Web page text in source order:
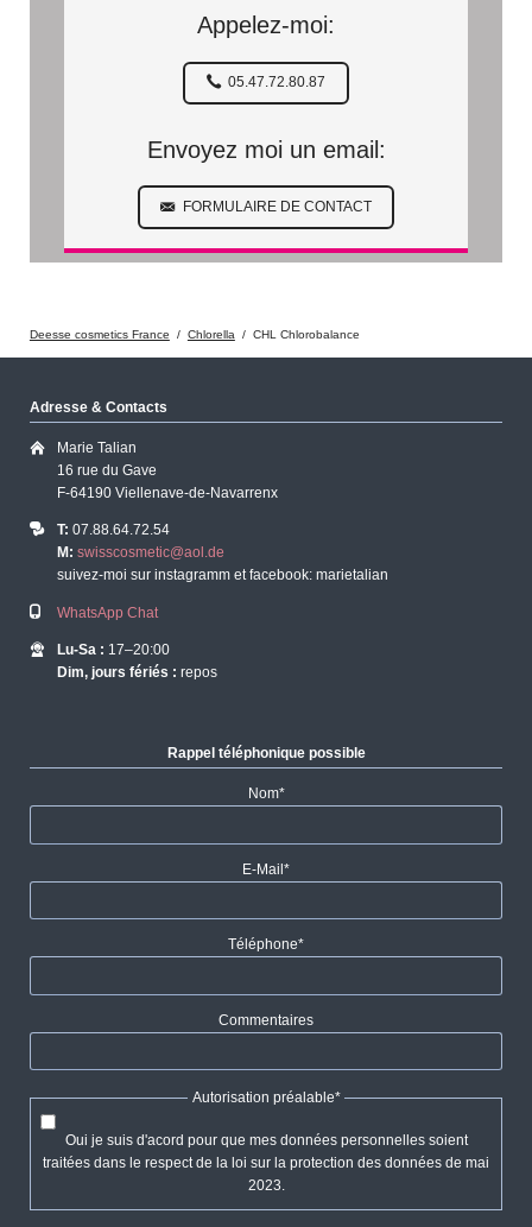
Appelez-moi:
05.47.72.80.87
Envoyez moi un email:
FORMULAIRE DE CONTACT
Deesse cosmetics France Chlorella CHL Chlorobalance
Adresse & Contacts
Marie Talian
16 rue du Gave
F-64190 Viellenave-de-Navarrenx
T: 07.88.64.72.54
M: swisscosmetic@aol.de
suivez-moi sur instagramm et facebook: marietalian
WhatsApp Chat
Lu-Sa : 17–20:00
Dim, jours fériés : repos
Rappel téléphonique possible
Champ
Nom*
Champ
E-Mail*
Champ
Téléphone*
Commentaires
Champ
Autorisation préalable*
Oui je suis d'acord pour que mes données personnelles soient
traitées dans le respect de la loi sur la protection des données de mai
2023.